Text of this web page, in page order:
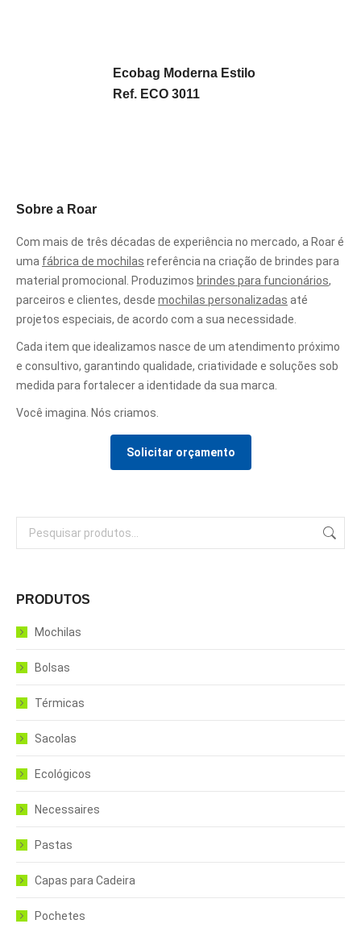
Ecobag Moderna Estilo
Ref. ECO 3011
Sobre a Roar
Com mais de três décadas de experiência no mercado, a Roar é
uma fábrica de mochilas referência na criação de brindes para
material promocional. Produzimos brindes para funcionários,
parceiros e clientes, desde mochilas personalizadas até
projetos especiais, de acordo com a sua necessidade.
Cada item que idealizamos nasce de um atendimento próximo
e consultivo, garantindo qualidade, criatividade e soluções sob
medida para fortalecer a identidade da sua marca.
Você imagina. Nós criamos.
Solicitar orçamento
PRODUTOS
Mochilas
Bolsas
Térmicas
Sacolas
Ecológicos
Necessaires
Pastas
Capas para Cadeira
Pochetes